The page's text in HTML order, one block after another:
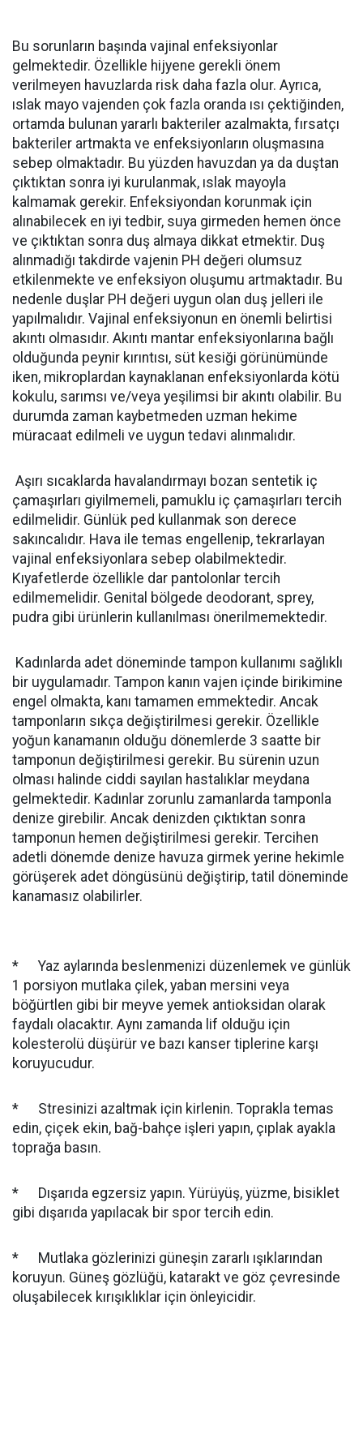
Bu sorunların başında vajinal enfeksiyonlar
gelmektedir. Özellikle hijyene gerekli önem
verilmeyen havuzlarda risk daha fazla olur. Ayrıca,
ıslak mayo vajenden çok fazla oranda ısı çektiğinden,
ortamda bulunan yararlı bakteriler azalmakta, fırsatçı
bakteriler artmakta ve enfeksiyonların oluşmasına
sebep olmaktadır. Bu yüzden havuzdan ya da duştan
çıktıktan sonra iyi kurulanmak, ıslak mayoyla
kalmamak gerekir. Enfeksiyondan korunmak için
alınabilecek en iyi tedbir, suya girmeden hemen önce
ve çıktıktan sonra duş almaya dikkat etmektir. Duş
alınmadığı takdirde vajenin PH değeri olumsuz
etkilenmekte ve enfeksiyon oluşumu artmaktadır. Bu
nedenle duşlar PH değeri uygun olan duş jelleri ile
yapılmalıdır. Vajinal enfeksiyonun en önemli belirtisi
akıntı olmasıdır. Akıntı mantar enfeksiyonlarına bağlı
olduğunda peynir kırıntısı, süt kesiği görünümünde
iken, mikroplardan kaynaklanan enfeksiyonlarda kötü
kokulu, sarımsı ve/veya yeşilimsi bir akıntı olabilir. Bu
durumda zaman kaybetmeden uzman hekime
müracaat edilmeli ve uygun tedavi alınmalıdır.
Aşırı sıcaklarda havalandırmayı bozan sentetik iç
çamaşırları giyilmemeli, pamuklu iç çamaşırları tercih
edilmelidir. Günlük ped kullanmak son derece
sakıncalıdır. Hava ile temas engellenip, tekrarlayan
vajinal enfeksiyonlara sebep olabilmektedir.
Kıyafetlerde özellikle dar pantolonlar tercih
edilmemelidir. Genital bölgede deodorant, sprey,
pudra gibi ürünlerin kullanılması önerilmemektedir.
Kadınlarda adet döneminde tampon kullanımı sağlıklı
bir uygulamadır. Tampon kanın vajen içinde birikimine
engel olmakta, kanı tamamen emmektedir. Ancak
tamponların sıkça değiştirilmesi gerekir. Özellikle
yoğun kanamanın olduğu dönemlerde 3 saatte bir
tamponun değiştirilmesi gerekir. Bu sürenin uzun
olması halinde ciddi sayılan hastalıklar meydana
gelmektedir. Kadınlar zorunlu zamanlarda tamponla
denize girebilir. Ancak denizden çıktıktan sonra
tamponun hemen değiştirilmesi gerekir. Tercihen
adetli dönemde denize havuza girmek yerine hekimle
görüşerek adet döngüsünü değiştirip, tatil döneminde
kanamasız olabilirler.
* Yaz aylarında beslenmenizi düzenlemek ve günlük
1 porsiyon mutlaka çilek, yaban mersini veya
böğürtlen gibi bir meyve yemek antioksidan olarak
faydalı olacaktır. Aynı zamanda lif olduğu için
kolesterolü düşürür ve bazı kanser tiplerine karşı
koruyucudur.
* Stresinizi azaltmak için kirlenin. Toprakla temas
edin, çiçek ekin, bağ-bahçe işleri yapın, çıplak ayakla
toprağa basın.
* Dışarıda egzersiz yapın. Yürüyüş, yüzme, bisiklet
gibi dışarıda yapılacak bir spor tercih edin.
* Mutlaka gözlerinizi güneşin zararlı ışıklarından
koruyun. Güneş gözlüğü, katarakt ve göz çevresinde
oluşabilecek kırışıklıklar için önleyicidir.